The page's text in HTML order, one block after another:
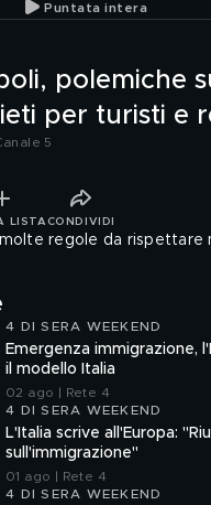
Puntata intera
polemiche
per turisti e
5
LISTA CONDIVIDI
regole da rispettare
4 DI SERA WEEKEND
Emergenza immigrazione,
il modello Italia
02 ago | Rete 4
4 DI SERA WEEKEND
L'Italia scrive all'Europa:
sull'immigrazione"
01 ago | Rete 4
4 DI SERA WEEKEND